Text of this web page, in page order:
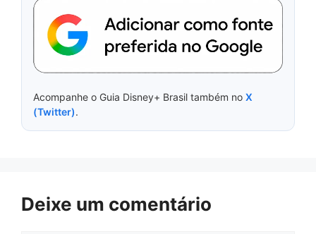
Acompanhe o Guia Disney+ Brasil também no X
(Twitter).
Deixe um comentário